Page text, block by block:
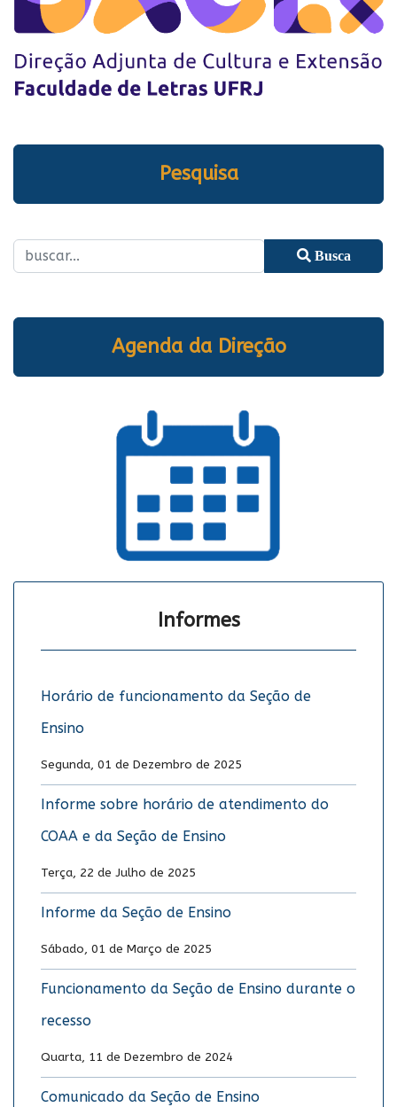
Pesquisa
Busca
Agenda da Direção
Informes
Horário de funcionamento da Seção de
Ensino
Segunda, 01 de Dezembro de 2025
Informe sobre horário de atendimento do
COAA e da Seção de Ensino
Terça, 22 de Julho de 2025
Informe da Seção de Ensino
Sábado, 01 de Março de 2025
Funcionamento da Seção de Ensino durante o
recesso
Quarta, 11 de Dezembro de 2024
Comunicado da Seção de Ensino